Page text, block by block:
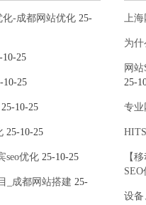
化-成都网站优化 25-
10-25
10-25
25-10-25
25-10-25
seo优化 25-10-25
_成都网站搭建 25-
上海
为
网
25-
专业
【
设备